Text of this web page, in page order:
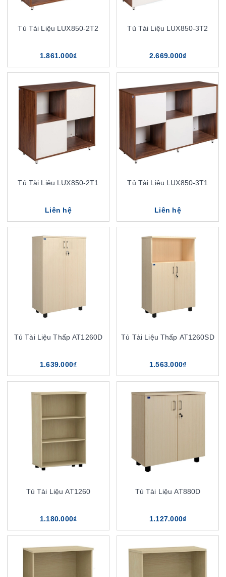
Tủ Tài Liệu LUX850-2T2
1.861.000₫
Tủ Tài Liệu LUX850-3T2
2.669.000₫
Tủ Tài Liệu LUX850-2T1
Liên hệ
Tủ Tài Liệu LUX850-3T1
Liên hệ
Tủ Tài Liệu Thấp AT1260D
1.639.000₫
Tủ Tài Liệu Thấp AT1260SD
1.563.000₫
Tủ Tài Liệu AT1260
1.180.000₫
Tủ Tài Liệu AT880D
1.127.000₫